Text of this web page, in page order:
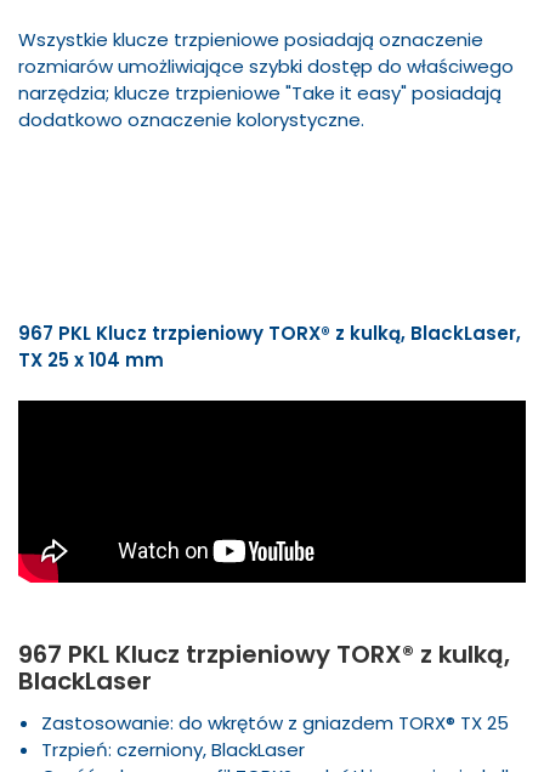
Wszystkie klucze trzpieniowe posiadają oznaczenie
rozmiarów umożliwiające szybki dostęp do właściwego
narzędzia; klucze trzpieniowe "Take it easy" posiadają
dodatkowo oznaczenie kolorystyczne.
967 PKL Klucz trzpieniowy TORX® z kulką, BlackLaser,
TX 25 x 104 mm
967 PKL Klucz trzpieniowy TORX® z kulką,
BlackLaser
Zastosowanie: do wkrętów z gniazdem TORX® TX 25
Trzpień: czerniony, BlackLaser